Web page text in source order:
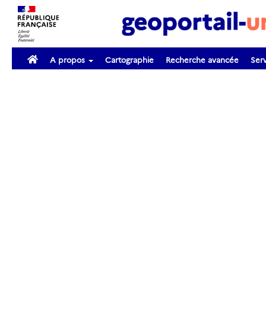
A propos Cartographie Recherche avancée